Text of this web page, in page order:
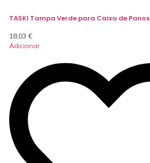
TASKI Tampa Verde para Caixa de Panos
18,03 €
Adicionar